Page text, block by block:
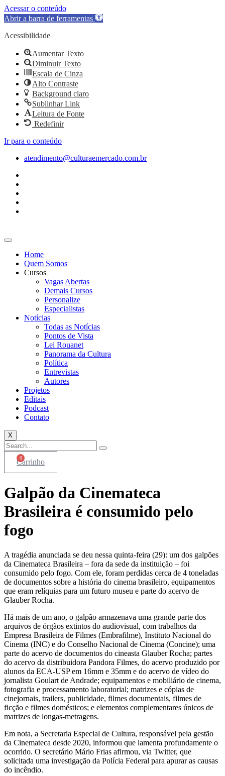
Acessar o conteúdo
Abrir a barra de ferramentas
Acessibilidade
Aumentar Texto
Diminuir Texto
Escala de Cinza
Alto Contraste
Background claro
Sublinhar Link
Leitura de Fonte
Redefinir
Ir para o conteúdo
atendimento@culturaemercado.com.br
Home
Quem Somos
Cursos
Vagas Abertas
Demais Cursos
Personalize
Especialistas
Notícias
Todas as Notícias
Pontos de Vista
Lei Rouanet
Panorama da Cultura
Política
Entrevistas
Autores
Projetos
Editais
Podcast
Contato
X
0
Carrinho
Galpão da Cinemateca
Brasileira é consumido pelo
fogo
A tragédia anunciada se deu nessa quinta-feira (29): um dos galpões
da Cinemateca Brasileira – fora da sede da instituição – foi
consumido pelo fogo. Com ele, foram perdidas cerca de 4 toneladas
de documentos sobre a história do cinema brasileiro, equipamentos
que eram relíquias para um futuro museu e parte do acervo de
Glauber Rocha.
Há mais de um ano, o galpão armazenava uma grande parte dos
arquivos de órgãos extintos do audiovisual, com trabalhos da
Empresa Brasileira de Filmes (Embrafilme), Instituto Nacional do
Cinema (INC) e do Conselho Nacional de Cinema (Concine); uma
parte do acervo de documentos do cineasta Glauber Rocha; partes
do acervo da distribuidora Pandora Filmes, do acervo produzido por
alunos da ECA-USP em 16mm e 35mm e do acervo de vídeo do
jornalista Goulart de Andrade; equipamentos e mobiliário de cinema,
fotografia e processamento laboratorial; matrizes e cópias de
cinejornais, trailers, publicidade, filmes documentais, filmes de
ficção e filmes domésticos; e elementos complementares únicos de
matrizes de longas-metragens.
Em nota, a Secretaria Especial de Cultura, responsável pela gestão
da Cinemateca desde 2020, informou que lamenta profundamente o
ocorrido. O secretário Mário Frias afirmou, via Twitter, que
solicitada uma investigação da Polícia Federal para apurar as causas
do incêndio.